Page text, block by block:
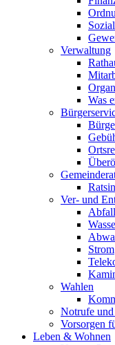
Verwaltung
Was
Ver- und
Strom
Wahlen
Notrufe
Vorsorgen
Leben & Wohnen